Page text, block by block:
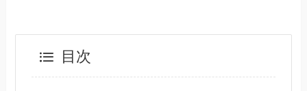
目次